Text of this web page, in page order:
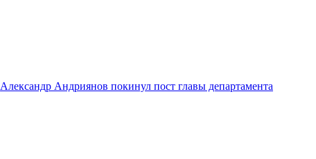
Александр Андриянов покинул пост главы департамента